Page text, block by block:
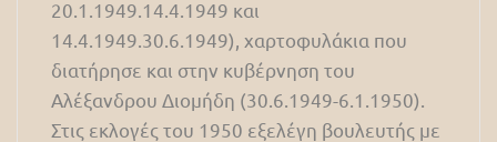
20.1.1949.14.4.1949 και
14.4.1949.30.6.1949), χαρτοφυλάκια που
διατήρησε και στην κυβέρνηση του
Αλέξανδρου Διομήδη (30.6.1949-6.1.1950).
Στις εκλογές του 1950 εξελέγη βουλευτής με